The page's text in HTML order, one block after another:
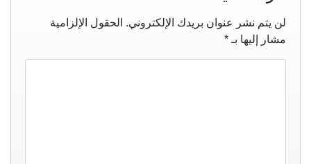
لن يتم نشر عنوان بريدك الإلكتروني. الحقول الإلزامية
مشار إليها بـ *